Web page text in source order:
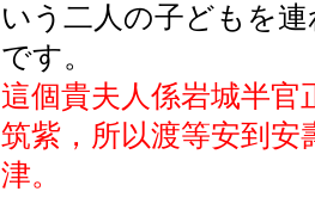
いう 二人 の子どもを連
です。
這個貴夫人係岩城半官
筑紫，所以渡等安到安
津。